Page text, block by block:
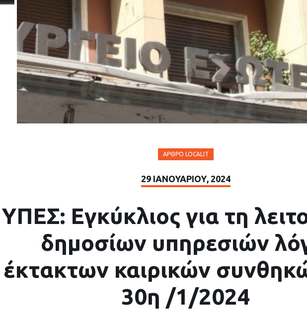
ΆΡΘΡΟ LOCALIT
29 ΙΑΝΟΥΑΡΊΟΥ, 2024
ΥΠΕΣ: Εγκύκλιος για τη
δημοσίων υπηρεσιών
έκτακτων καιρικών
30η /1/2024